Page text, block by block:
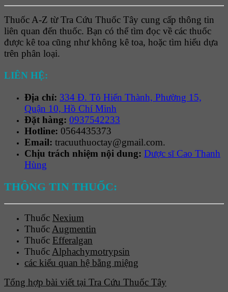
Thuốc A-Z từ Tra Cứu Thuốc Tây cung cấp thông tin
liên quan đến thuốc. Bạn có thể tìm đọc về các thuốc
được kê toa cũng như không kê toa, hoặc tìm hiểu dựa
trên phân loại.
LIÊN HỆ:
Địa chỉ: 334 Đ. Tô Hiến Thành, Phường 15,
Quận 10, Hồ Chí Minh
Đặt hàng: 0937542233
Hotline: 0564435373
Email: tracuuthuoctay@gmail.com.
Chịu trách nhiệm nội dung: Dược sĩ Cao Thanh
Hùng
THÔNG TIN THUỐC:
Thuốc Nexium
Thuốc Augmentin
Thuốc Efferalgan
Thuốc Alphachymotrypsin
các kiểu quan hệ bằng miệng
Tổng hợp bài viết tại Tra Cứu Thuốc Tây